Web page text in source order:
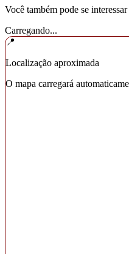
Você também pode se interessar
Carregando...
📍
Localização aproximada
O mapa carregará